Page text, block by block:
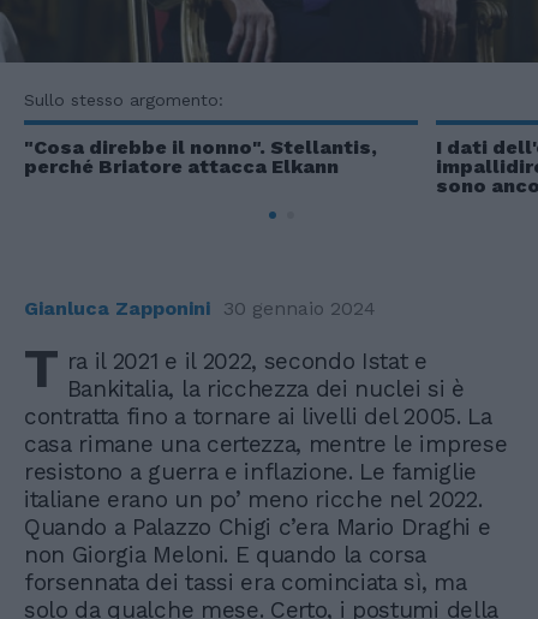
Sullo stesso argomento:
"Cosa direbbe il nonno". Stellantis,
perché Briatore attacca Elkann
I dati
sono
Gianluca Zapponini 30 gennaio 2024
T ra il 2021 e il 2022, secondo Istat e
Bankitalia, la ricchezza dei nuclei si è
contratta fino a tornare ai livelli del 2005. La
casa rimane una certezza, mentre le imprese
resistono a guerra e inflazione. Le famiglie
italiane erano un po’ meno ricche nel 2022.
Quando a Palazzo Chigi c’era Mario Draghi e
non Giorgia Meloni. E quando la corsa
forsennata dei tassi era cominciata sì, ma
solo da qualche mese. Certo, i postumi della